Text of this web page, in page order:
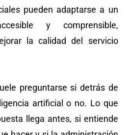
pueden adaptarse a un
y comprensible,
la calidad del servicio
preguntarse si detrás de
artificial o no. Lo que
llega antes, si entiende